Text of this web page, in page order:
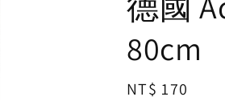
80cm
Regular
NT$ 170